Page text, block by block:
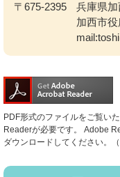
〒675-2395
兵庫県
加西市
PDF形式のファイルをご覧い
Readerが必要です。
Adobe
ダウンロードしてください。（